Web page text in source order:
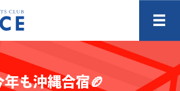
年も沖縄合宿🏉